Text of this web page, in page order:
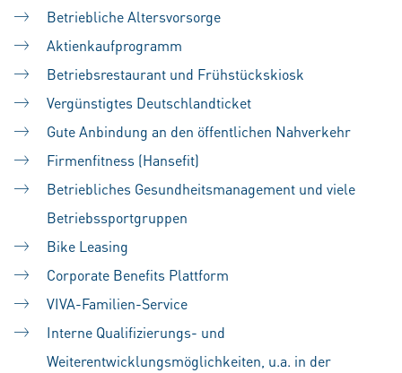
Betriebliche Altersvorsorge
Aktienkaufprogramm
Betriebsrestaurant und Frühstückskiosk
Vergünstigtes Deutschlandticket
Gute Anbindung an den öffentlichen Nahverkehr
Firmenfitness (Hansefit)
Betriebliches Gesundheitsmanagement und viele
Betriebssportgruppen
Bike Leasing
Corporate Benefits Plattform
VIVA-Familien-Service
Interne Qualifizierungs- und
Weiterentwicklungsmöglichkeiten, u.a. in der